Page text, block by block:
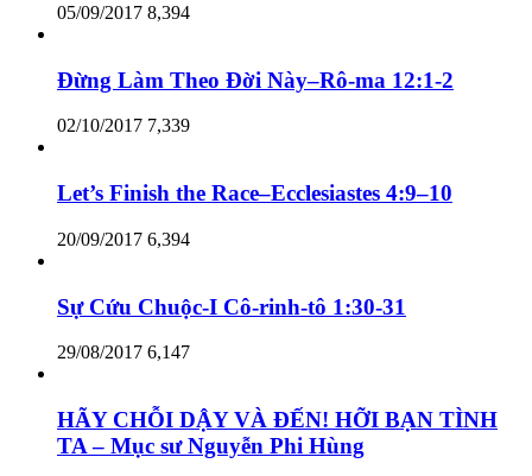
05/09/2017 8,394
Đừng Làm Theo Đời Này–Rô-ma 12:1-2
02/10/2017 7,339
Let’s Finish the Race–Ecclesiastes 4:9–10
20/09/2017 6,394
Sự Cứu Chuộc-I Cô-rinh-tô 1:30-31
29/08/2017 6,147
HÃY CHỖI DẬY VÀ ĐẾN! HỠI BẠN TÌNH
TA – Mục sư Nguyễn Phi Hùng